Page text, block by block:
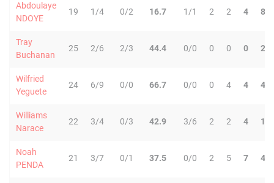
Abdoulaye
NDOYE
19 1/4 0/2 16.7 1/1 2 2 4 8
Tray
Buchanan
25 2/6 2/3 44.4 0/0 0 0 0 2
Wilfried
Yeguete
24 6/9 0/0 66.7 0/0 0 4 4 4
Williams
Narace
22 3/4 0/3 42.9 3/6 2 2 4 1
Noah
PENDA
21 3/7 0/1 37.5 0/0 2 5 7 4